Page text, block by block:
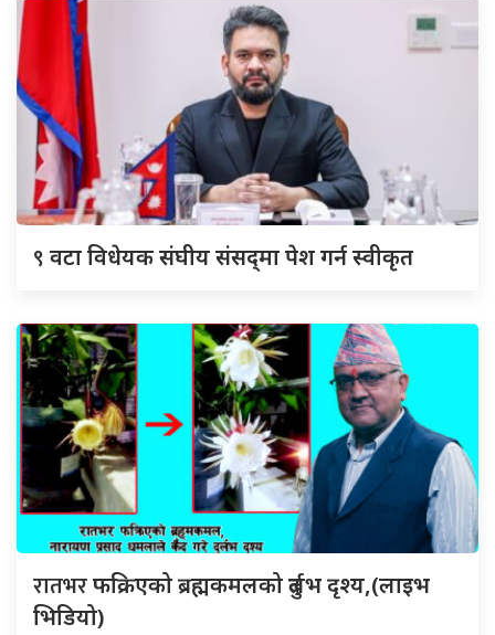
९ वटा विधेयक संघीय संसद्‌मा पेश गर्न स्वीकृत
रातभरफक्रिएको ब्रह्मकमलको दुर्लभ दृश्य,(लाइभ
भिडियो)